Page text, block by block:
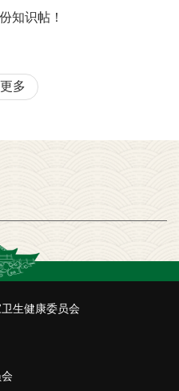
知识帖！
多
生健康委员会